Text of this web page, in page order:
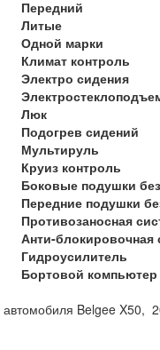
Передний
Литые
Одной марки
Климат контроль
Электро сидения
Люк
Подогрев сидений
Мультируль
Круиз контроль
Боковые подушки
Передние подушки
Противозаносная
Анти-блокировочная
Гидроусилитель
Бортовой компьютер
автомобиля Belgee